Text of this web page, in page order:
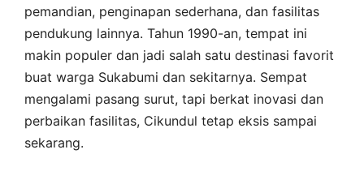
pemandian, penginapan sederhana, dan fasilitas
pendukung lainnya. Tahun 1990-an, tempat ini
makin populer dan jadi salah satu destinasi favorit
buat warga Sukabumi dan sekitarnya. Sempat
mengalami pasang surut, tapi berkat inovasi dan
perbaikan fasilitas, Cikundul tetap eksis sampai
sekarang.